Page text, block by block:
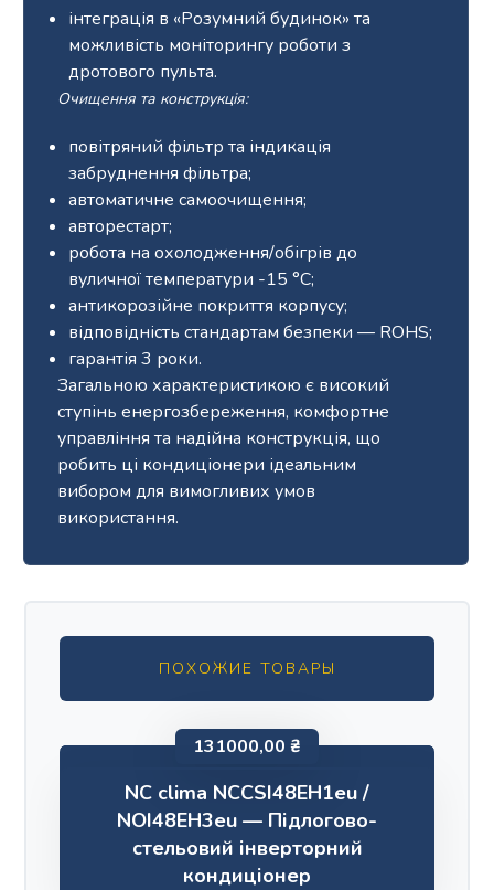
інтеграція в «Розумний будинок» та
можливість моніторингу роботи з
дротового пульта.
Очищення та конструкція:
повітряний фільтр та індикація
забруднення фільтра;
автоматичне самоочищення;
авторестарт;
робота на охолодження/обігрів до
вуличної температури -15 °С;
антикорозійне покриття корпусу;
відповідність стандартам безпеки — ROHS;
гарантія 3 роки.
Загальною характеристикою є високий
ступінь енергозбереження, комфортне
управління та надійна конструкція, що
робить ці кондиціонери ідеальним
вибором для вимогливих умов
використання.
ПОХОЖИЕ ТОВАРЫ
NC clima NCCSI48EH1eu /
NOI48EH3eu — Підлогово-
стельовий інверторний
кондиціонер
131000,00 ₴